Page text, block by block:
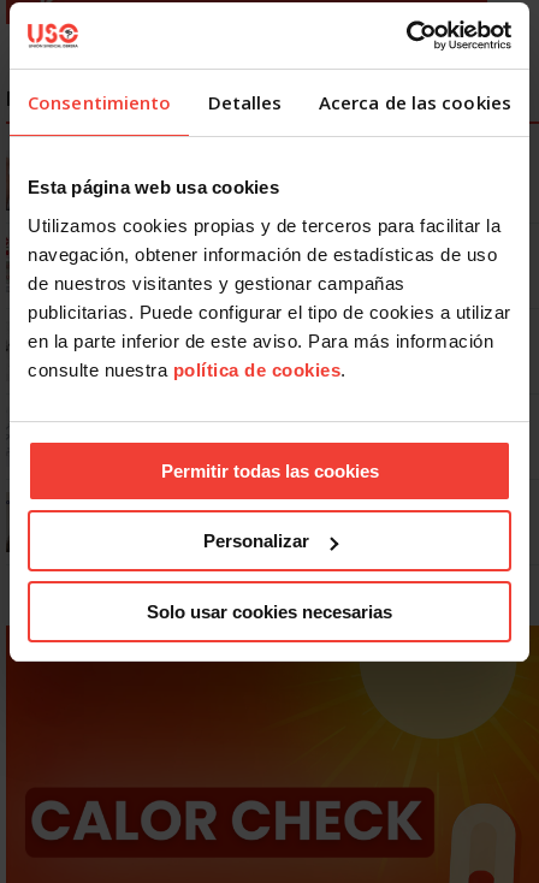
Consentimiento Detalles Acerca de las cookies
Esta página web usa cookies
Utilizamos cookies propias y de terceros para facilitar la
navegación, obtener información de estadísticas de uso
de nuestros visitantes y gestionar campañas
publicitarias. Puede configurar el tipo de cookies a utilizar
en la parte inferior de este aviso. Para más información
consulte nuestra política de cookies.
Permitir todas las cookies
Personalizar
Solo usar cookies necesarias
NOTICIAS MÁS LEÍDAS
anticipada por discapacidad
Ya os podéis descargar la app de USO
No: si un festivo cae en sábado, no tienen por qué darte un día
libre
¿Puedo viajar estando de baja?